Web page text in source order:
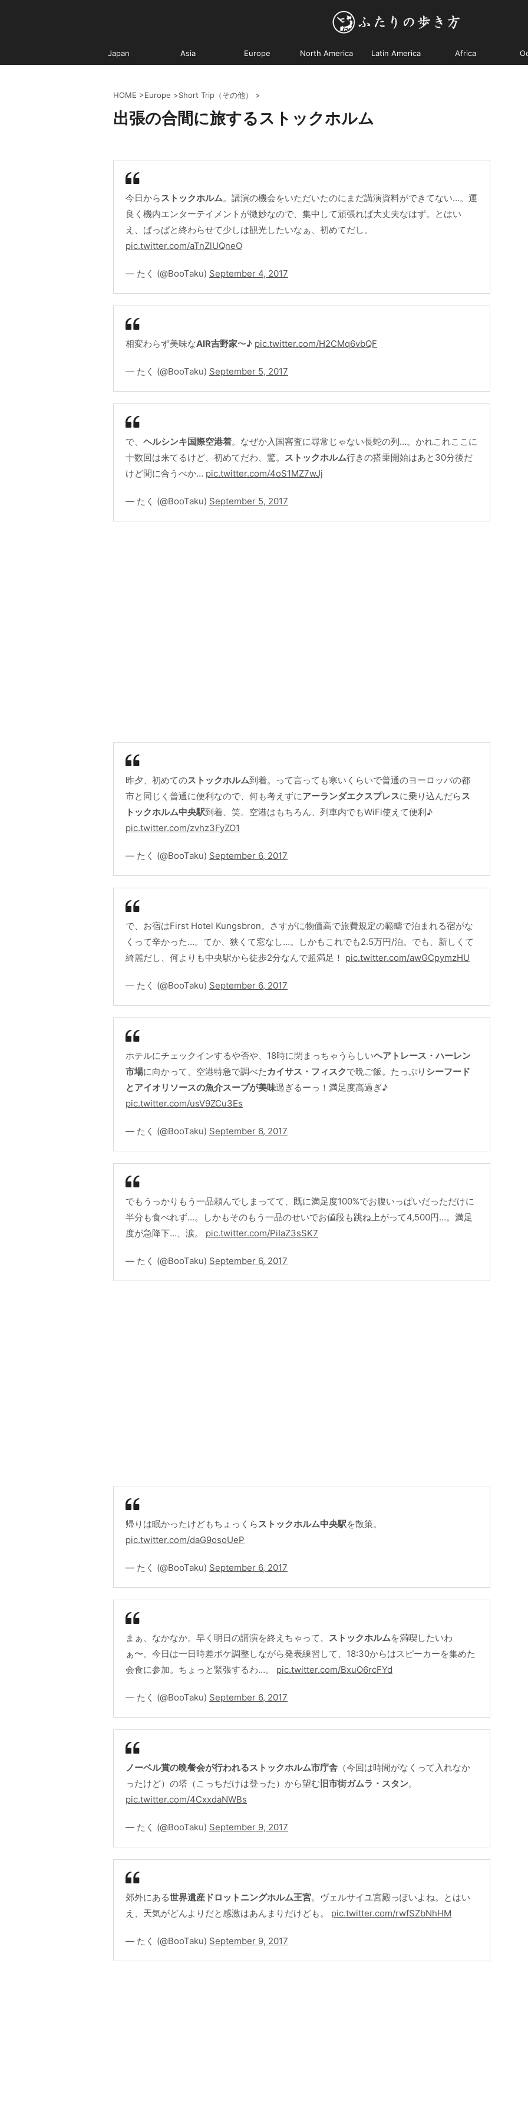
Japan Asia Europe North America Latin America Africa
HOME >Europe >Short Trip（その他） >
出張の合間に旅するストックホルム
今日からストックホルム。講演の機会をいただいたのにまだ講演資料ができてない…。運
良く機内エンターテイメントが微妙なので、集中して頑張れば大丈夫なはず。とはい
え、ぱっぱと終わらせて少しは観光したいなぁ、初めてだし。
pic.twitter.com/aTnZlUQneO
— たく (@BooTaku) September 4, 2017
相変わらず美味なAIR吉野家〜♪ pic.twitter.com/H2CMq6vbQF
— たく (@BooTaku) September 5, 2017
で、 ヘルシンキ国際空港着。なぜか入国審査に尋常じゃない長蛇の列…。かれこれここに
十数回は来てるけど、初めてだわ、驚。 ストックホルム行きの搭乗開始はあと30分後だ
けど間に合うべか… pic.twitter.com/4oS1MZ7wJj
— たく (@BooTaku) September 5, 2017
昨夕、初めてのストックホルム到着。って言っても寒いくらいで普通のヨーロッパの都
市と同じく普通に便利なので、何も考えずにアーランダエクスプレスに乗り込んだらス
トックホルム中央駅到着、笑。空港はもちろん、列車内でもWiFi使えて便利♪
pic.twitter.com/zvhz3FyZO1
— たく (@BooTaku) September 6, 2017
で、お宿はFirst Hotel Kungsbron。さすがに物価高で旅費規定の範疇で泊まれる宿がな
くって辛かった…。てか、狭くて窓なし…。しかもこれでも2.5万円/泊。でも、新しくて
綺麗だし、何よりも中央駅から徒歩2分なんで超満足！ pic.twitter.com/awGCpymzHU
— たく (@BooTaku) September 6, 2017
ホテルにチェックインするや否や、18時に閉まっちゃうらしいヘアトレース・ハーレン
市場に向かって、空港特急で調べたカイサス・フィスクで晩ご飯。たっぷり シーフード
とアイオリソースの魚介スープが美味過ぎるーっ！満足度高過ぎ♪
pic.twitter.com/usV9ZCu3Es
— たく (@BooTaku) September 6, 2017
でもうっかりもう一品頼んでしまってて、既に満足度100%でお腹いっぱいだっただけに
半分も食べれず…。しかもそのもう一品のせいでお値段も跳ね上がって4,500円…。満足
度が急降下…、涙。 pic.twitter.com/PiIaZ3sSK7
— たく (@BooTaku) September 6, 2017
帰りは眠かったけどもちょっくらストックホルム中央駅を散策。
pic.twitter.com/daG9osoUeP
— たく (@BooTaku) September 6, 2017
まぁ、なかなか。早く明日の講演を終えちゃって、 ストックホルムを満喫したいわ
ぁ〜。今日は一日時差ボケ調整しながら発表練習して、18:30からはスピーカーを集めた
会食に参加。ちょっと緊張するわ…。 pic.twitter.com/BxuO6rcFYd
— たく (@BooTaku) September 6, 2017
ノーベル賞の晩餐会が行われるストックホルム市庁舎 （今回は時間がなくって入れなか
ったけど）の塔（こっちだけは登った）から望む 旧市街ガムラ・スタン。
pic.twitter.com/4CxxdaNWBs
— たく (@BooTaku) September 9, 2017
郊外にある世界遺産ドロットニングホルム王宮。ヴェルサイユ宮殿っぽいよね。とはい
え、天気がどんよりだと感激はあんまりだけども。 pic.twitter.com/rwfSZbNhHM
— たく (@BooTaku) September 9, 2017